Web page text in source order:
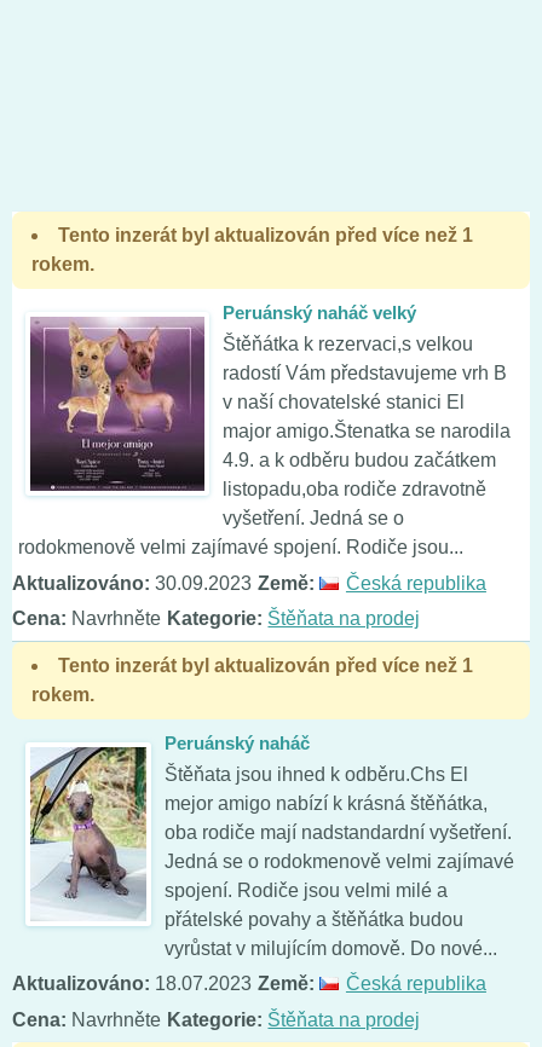
Tento inzerát byl aktualizován před více než 1
rokem.
Peruánský naháč velký
Štěňátka k rezervaci,s velkou
radostí Vám představujeme vrh B
v naší chovatelské stanici El
major amigo.Štenatka se narodila
4.9. a k odběru budou začátkem
listopadu,oba rodiče zdravotně
vyšetření. Jedná se o
rodokmenově velmi zajímavé spojení. Rodiče jsou...
Aktualizováno: 30.09.2023 Země:
Česká republika
Cena: Navrhněte Kategorie: Štěňata na prodej
Tento inzerát byl aktualizován před více než 1
rokem.
Peruánský naháč
Štěňata jsou ihned k odběru.Chs El
mejor amigo nabízí k krásná štěňátka,
oba rodiče mají nadstandardní vyšetření.
Jedná se o rodokmenově velmi zajímavé
spojení. Rodiče jsou velmi milé a
přátelské povahy a štěňátka budou
vyrůstat v milujícím domově. Do nové...
Aktualizováno: 18.07.2023 Země:
Česká republika
Cena: Navrhněte Kategorie: Štěňata na prodej